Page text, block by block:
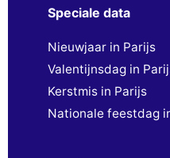
Speciale data
Nieuwjaar in Parijs
Valentijnsdag in
Kerstmis in Parijs
Nationale feestdag